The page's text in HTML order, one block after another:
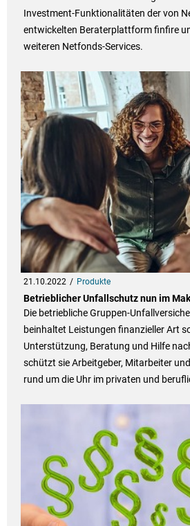
Investment-Funktionalitäten der von
entwickelten Beraterplattform finfire
weiteren Netfonds-Services.
21.10.2022 Produkte
Betrieblicher Unfallschutz nun im
Die betriebliche Gruppen-
beinhaltet Leistungen finanzieller Art
Unterstützung, Beratung und Hilfe
schützt sie Arbeitgeber, Mitarbeiter
rund um die Uhr im privaten und